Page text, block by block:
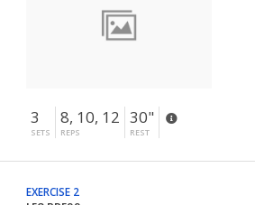
3
SETS
8, 10, 12
REPS
30"
REST
EXERCISE 2